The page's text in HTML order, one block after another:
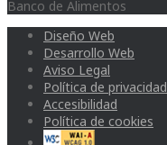
Banco de Alimentos
Diseño Web
Desarrollo Web
Aviso Legal
Política de privacidad
Accesibilidad
Política de cookies